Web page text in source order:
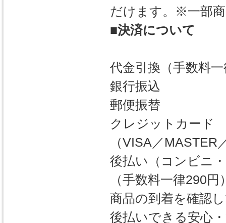
だけます。※一部
■決済について
代金引換（手数料
銀行振込
郵便振替
クレジットカード
（VISA／
後払い（コンビニ
（手数料一律290円
商品の到着を確認
後払いできる安心